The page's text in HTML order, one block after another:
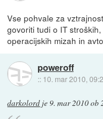
Vse pohvale za
govoriti tudi o IT
operacijskih mizah in
poweroff
:: 10. mar 2010,
darkolord je9. mar 2010 ob